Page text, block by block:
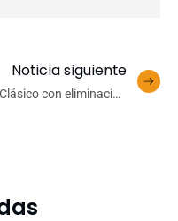
Noticia siguiente
Clásico con eliminación